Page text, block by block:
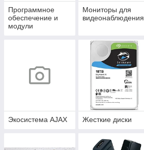
Программное
обеспечение и
модули
Мониторы для
видеонаблюдения
Экосистема AJAX Жесткие диски